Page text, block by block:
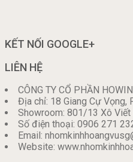
KẾT NỐI GOOGLE+
LIÊN HỆ
CÔNG TY CỔ PHẦN
Địa chỉ: 18 Giang Cự Vọng,
Showroom: 801/13 Xô Viết
Số điện thoại: 0906 271
Email:
Website: